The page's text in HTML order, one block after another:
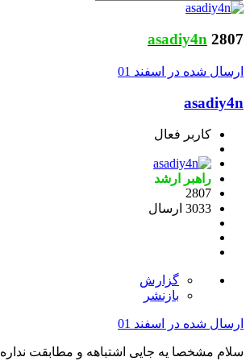
asadiy4n 2807
ارسال شده در اسفند 01
asadiy4n
کاربر فعال
راهبر ارشد
2807
3033 ارسال
گزارش
بازنشر
ارسال شده در اسفند 01
سلام مشخصا یه جایی اشتباهه و مطابقت نداره